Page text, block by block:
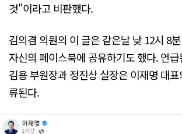
것"이라고 비판했다.
김의겸 의원의 이 글은 같은날 낮 12시 8
자신의 페이스북에 공유하기도 했다. 언
김용 부원장과 정진상 실장은 이재명 대
류된다.